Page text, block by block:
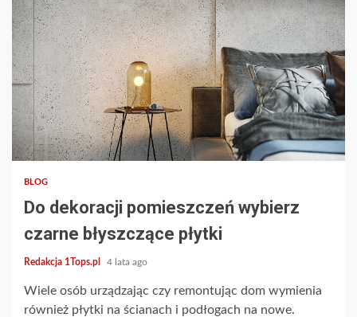
2 min read
BLOG
Do dekoracji pomieszczeń wybierz
czarne błyszczące płytki
Redakcja 1Tops.pl 4 lata ago
Wiele osób urządzając czy remontując dom wymienia
również płytki na ścianach i podłogach na nowe.